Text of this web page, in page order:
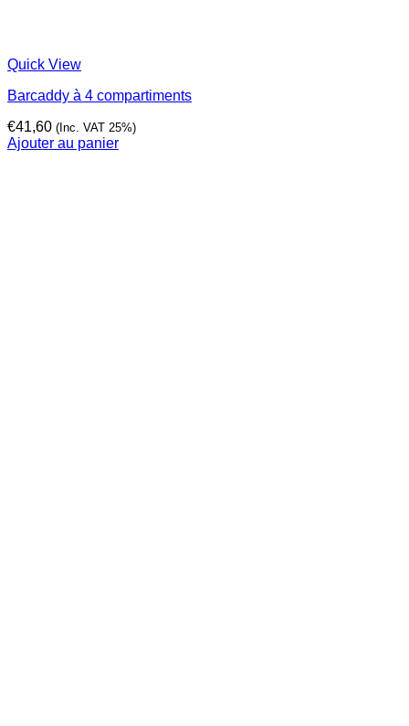
Quick View
Barcaddy à 4 compartiments
€41,60 (Inc. VAT 25%)
Ajouter au panier